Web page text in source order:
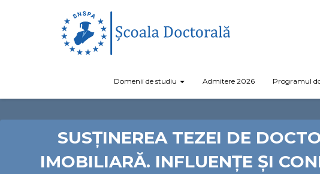
Domenii de studiu Admitere 2026 Programul
SUSȚINEREA TEZEI DE
IMOBILIARĂ. INFLUENȚE ȘI